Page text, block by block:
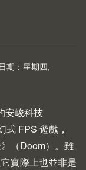
期：星期四,
安峻科技
式 FPS 遊戲，
（Doom）。雖
實際上也並非是